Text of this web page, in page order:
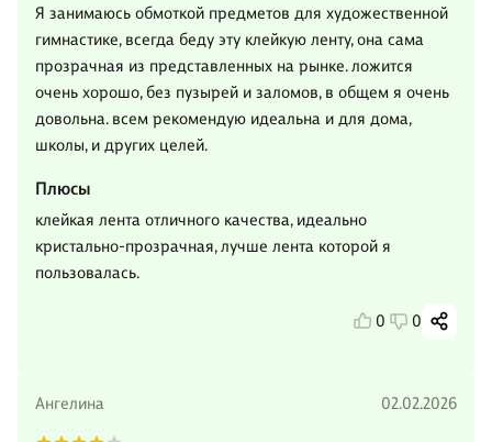
Я занимаюсь обмоткой предметов для художественной
гимнастике, всегда беду эту клейкую ленту, она сама
прозрачная из представленных на рынке. ложится
очень хорошо, без пузырей и заломов, в общем я очень
довольна. всем рекомендую идеальна и для дома,
школы, и других целей.
Плюсы
клейкая лента отличного качества, идеально
кристально-прозрачная, лучше лента которой я
пользовалась.
0 0
Ангелина 02.02.2026